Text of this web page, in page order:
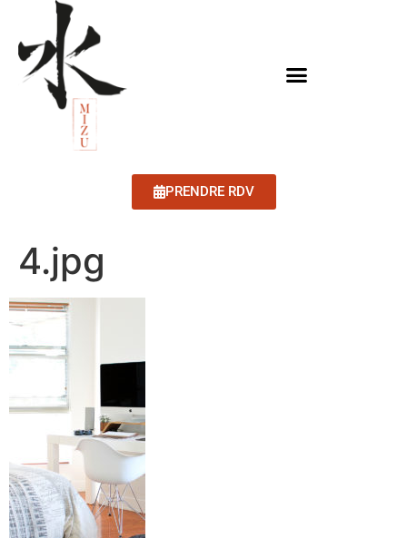
PRENDRE RDV
4.jpg